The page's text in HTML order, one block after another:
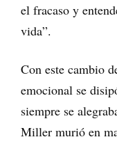
el fracaso y
vida”.
Con este cambio
emocional se
siempre se
Miller murió en